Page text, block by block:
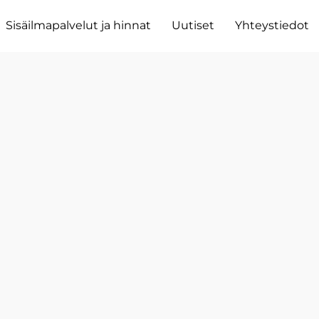
Sisäilmapalvelut ja hinnat Uutiset Yhteystiedot